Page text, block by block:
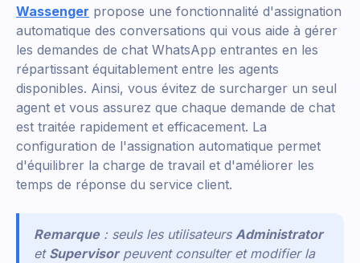
Wassenger propose une fonctionnalité d'assignation
automatique des conversations qui vous aide à gérer
les demandes de chat WhatsApp entrantes en les
répartissant équitablement entre les agents
disponibles. Ainsi, vous évitez de surcharger un seul
agent et vous assurez que chaque demande de chat
est traitée rapidement et efficacement. La
configuration de l'assignation automatique permet
d'équilibrer la charge de travail et d'améliorer les
temps de réponse du service client.
Remarque: seuls les utilisateurs Administrator
et Supervisorpeuvent consulter et modifier la